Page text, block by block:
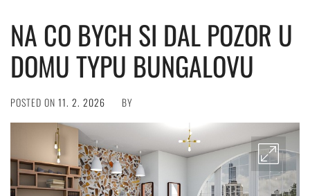
NA CO BYCH SI DAL POZOR U
DOMU TYPU BUNGALOVU
POSTED ON 11. 2. 2026 BY